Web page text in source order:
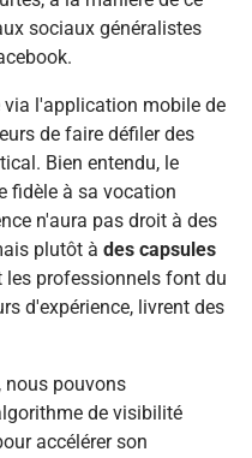
sociaux généralistes
via l'application mobile de
de faire défiler des
Bien entendu, le
fidèle à sa vocation
n'aura pas droit à des
plutôt à des capsules
les professionnels font du
d'expérience, livrent des
nous pouvons
de visibilité
accélérer son